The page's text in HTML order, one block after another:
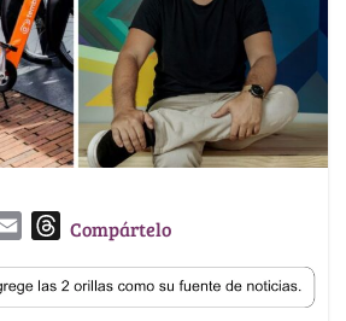
a
i
T
r
e
Compártelo